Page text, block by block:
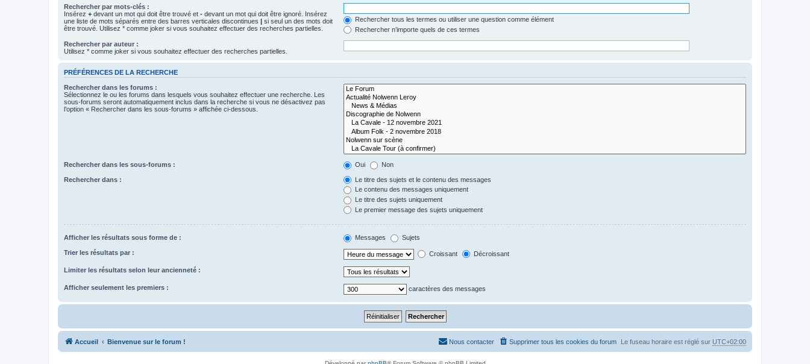
Rechercher par mots-clés :
Insérez + devant un mot qui doit être trouvé et - devant un mot qui doit être ignoré. Insérez
une liste de mots séparés entre des barres verticales discontinues | si seul un des mots doit
être trouvé. Utilisez * comme joker si vous souhaitez effectuer des recherches partielles.
Rechercher tous les termes ou utiliser une question comme élément
Rechercher n’importe quels de ces termes
Rechercher par auteur :
Utilisez * comme joker si vous souhaitez effectuer des recherches partielles.
PRÉFÉRENCES DE LA RECHERCHE
Rechercher dans les forums :
Sélectionnez le ou les forums dans lesquels vous souhaitez effectuer une recherche. Les
sous-forums seront automatiquement inclus dans la recherche si vous ne désactivez pas
l’option « Rechercher dans les sous-forums » affichée ci-dessous.
Rechercher dans les sous-forums : Oui Non
Rechercher dans :
Le titre des sujets et le contenu des messages
Le contenu des messages uniquement
Le titre des sujets uniquement
Le premier message des sujets uniquement
Afficher les résultats sous forme de : Messages Sujets
Trier les résultats par : Croissant Décroissant
Limiter les résultats selon leur ancienneté :
Afficher seulement les premiers : caractères des messages
Accueil Bienvenue sur le forum ! Le fuseau horaire est réglé sur UTC+02:00
Supprimer tous les cookies du forum
Nous contacter